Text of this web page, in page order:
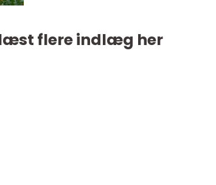
flere indlæg her